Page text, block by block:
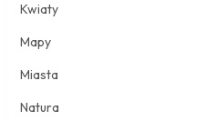
Kwiaty
Mapy
Miasta
Natura